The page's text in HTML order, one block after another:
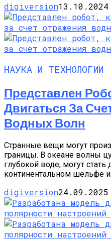
digiversion13.10.2024
НАУКА И ТЕХНОЛОГИИ
Представлен
Двигаться За
Водных Волн
Странные вещи могут
границы. В океане волны
глубокой воде, могут
континентальном шельфе
digiversion24.09.2025